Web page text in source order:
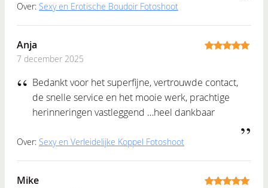
Over: Sexy en Erotische Boudoir Fotoshoot
Anja
7 december 2025
Bedankt voor het superfijne, vertrouwde contact,
de snelle service en het mooie werk, prachtige
herinneringen vastleggend …heel dankbaar
Over: Sexy en Verleidelijke Koppel Fotoshoot
Mike